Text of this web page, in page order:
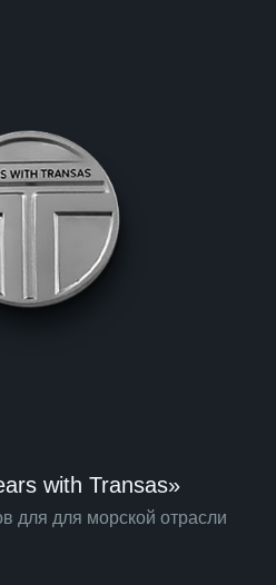
with Transas»
для для морской отрасли